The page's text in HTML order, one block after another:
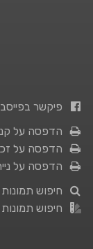
פיקשר
הדפסה על
הדפסה על
הדפסה על
חיפוש תמונות
חיפוש